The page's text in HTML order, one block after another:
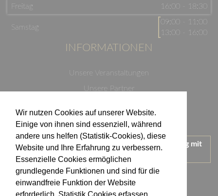
Wir nutzen Cookies auf unserer Website.
Einige von ihnen sind essenziell, während
andere uns helfen (Statistik-Cookies), diese
Website und Ihre Erfahrung zu verbessern.
Essenzielle Cookies ermöglichen
grundlegende Funktionen und sind für die
einwandfreie Funktion der Website
Freitag
16:00 - 18:30
Samstag
09:00 - 11:00
13:00 - 16:00
INFORMATIONEN
Unsere Veranstaltungen
Unsere Partner
Impressum
Wir treten für einen verantwortungsvollen Umgang mit
Alkohol ein.
KONTAKT